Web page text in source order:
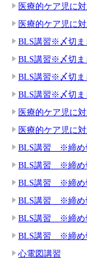
医療的ケア児に
医療的ケア児に
BLS講習※〆切ま
BLS講習※〆切ま
BLS講習※〆切ま
BLS講習※〆切ま
医療的ケア児に
医療的ケア児に
BLS講習 ※締め
BLS講習 ※締め
BLS講習 ※締め
BLS講習 ※締め
BLS講習 ※締め
BLS講習 ※締め
心電図講習